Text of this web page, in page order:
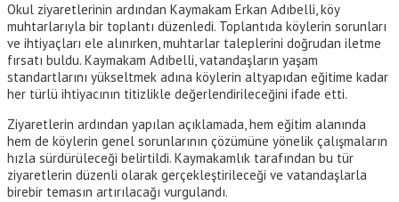
Okul ziyaretlerinin ardından Kaymakam Erkan Adıbelli, köy
muhtarlarıyla bir toplantı düzenledi. Toplantıda köylerin sorunları
ve ihtiyaçları ele alınırken, muhtarlar taleplerini doğrudan iletme
fırsatı buldu. Kaymakam Adıbelli, vatandaşların yaşam
standartlarını yükseltmek adına köylerin altyapıdan eğitime kadar
her türlü ihtiyacının titizlikle değerlendirileceğini ifade etti.
Ziyaretlerin ardından yapılan açıklamada, hem eğitim alanında
hem de köylerin genel sorunlarının çözümüne yönelik çalışmaların
hızla sürdürüleceği belirtildi. Kaymakamlık tarafından bu tür
ziyaretlerin düzenli olarak gerçekleştirileceği ve vatandaşlarla
birebir temasın artırılacağı vurgulandı.